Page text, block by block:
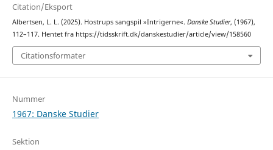
Citation/Eksport
Albertsen, L. L. (2025). Hostrups sangspil »Intrigerne«. Danske Studier, (1967),
112–117. Hentet fra https://tidsskrift.dk/danskestudier/article/view/158560
Citationsformater
Nummer
1967: Danske Studier
Sektion